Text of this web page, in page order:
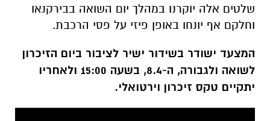
שלטים אלה יוקרנו במהלך יום השואה בבירקנאו
וחלקם אף יונחו באופן פיזי על פסי הרכבת.
המצעד ישודר בשידור ישיר לציבור ביום הזיכרון
לשואה ולגבורה, ה-8.4, בשעה 15:00 ולאחריו
יתקיים טקס זיכרון וירטואלי.